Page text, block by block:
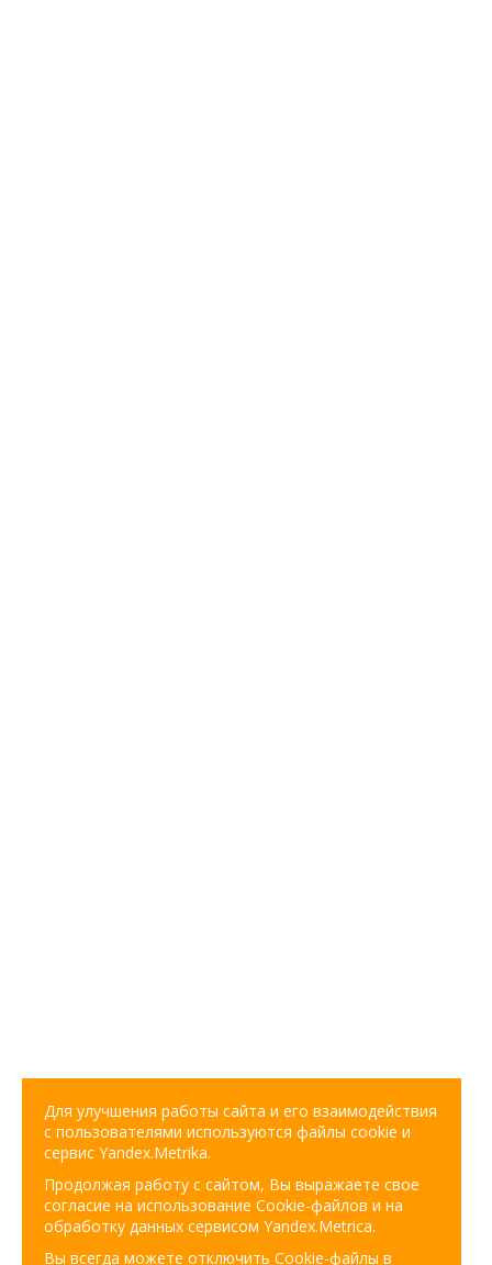
Для улучшения работы сайта и его взаимодействия
с пользователями используются файлы cookie и
сервис Yandex.Metrika.
Продолжая работу с сайтом, Вы выражаете свое
согласие на использование Cookie-файлов и на
обработку данных сервисом Yandex.Metrica.
Вы всегда можете отключить Cookie-файлы в